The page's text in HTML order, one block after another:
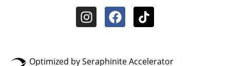
Optimized by Seraphinite Accelerator